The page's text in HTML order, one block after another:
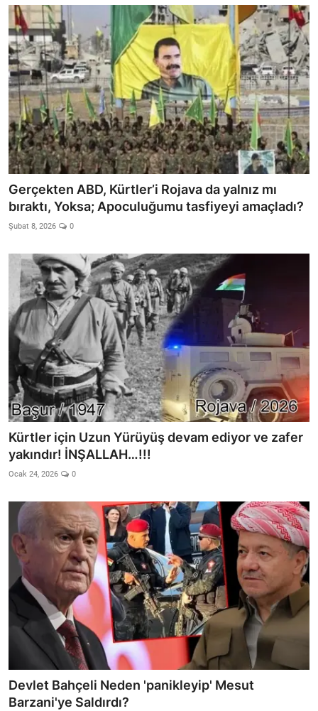
Gerçekten ABD, Kürtler’i Rojava da yalnız mı
bıraktı, Yoksa; Apoculuğumu tasfiyeyi amaçladı?
Şubat 8, 2026 0
Kürtler için Uzun Yürüyüş devam ediyor ve zafer
yakındır! İNŞALLAH…!!!
Ocak 24, 2026 0
Devlet Bahçeli Neden 'panikleyip' Mesut
Barzani'ye Saldırdı?